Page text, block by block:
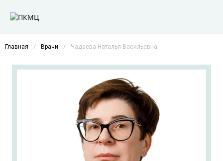
Главная / Врачи / Чадаева Наталья Васильевна